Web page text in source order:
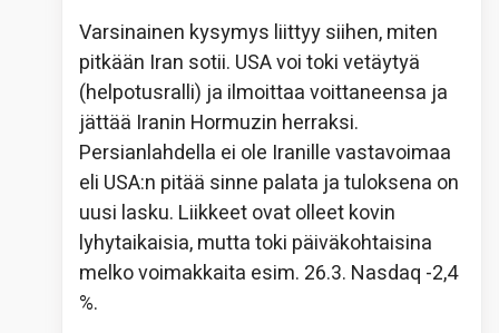
Varsinainen kysymys liittyy siihen, miten
pitkään Iran sotii. USA voi toki vetäytyä
(helpotusralli) ja ilmoittaa voittaneensa ja
jättää Iranin Hormuzin herraksi.
Persianlahdella ei ole Iranille vastavoimaa
eli USA:n pitää sinne palata ja tuloksena on
uusi lasku. Liikkeet ovat olleet kovin
lyhytaikaisia, mutta toki päiväkohtaisina
melko voimakkaita esim. 26.3. Nasdaq -2,4
%.